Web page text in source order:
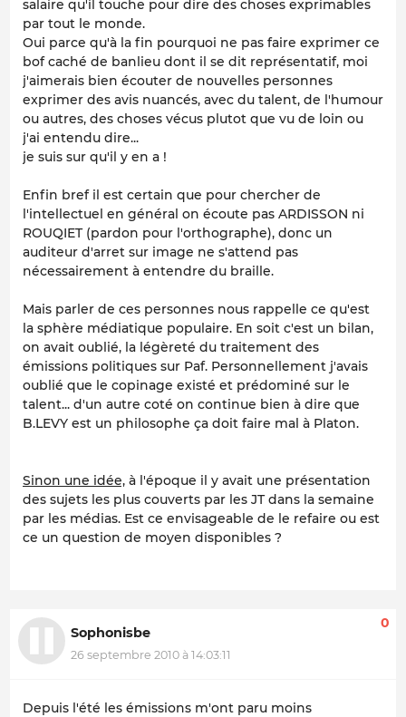
salaire qu'il touche pour dire des choses exprimables
par tout le monde.
Oui parce qu'à la fin pourquoi ne pas faire exprimer ce
bof caché de banlieu dont il se dit représentatif, moi
j'aimerais bien écouter de nouvelles personnes
exprimer des avis nuancés, avec du talent, de l'humour
ou autres, des choses vécus plutot que vu de loin ou
j'ai entendu dire...
je suis sur qu'il y en a !
Enfin bref il est certain que pour chercher de
l'intellectuel en général on écoute pas ARDISSON ni
ROUQIET (pardon pour l'orthographe), donc un
auditeur d'arret sur image ne s'attend pas
nécessairement à entendre du braille.
Mais parler de ces personnes nous rappelle ce qu'est
la sphère médiatique populaire. En soit c'est un bilan,
on avait oublié, la légèreté du traitement des
émissions politiques sur Paf. Personnellement j'avais
oublié que le copinage existé et prédominé sur le
talent... d'un autre coté on continue bien à dire que
B.LEVY est un philosophe ça doit faire mal à Platon.
Sinon une idée, à l'époque il y avait une présentation
des sujets les plus couverts par les JT dans la semaine
par les médias. Est ce envisageable de le refaire ou est
ce un question de moyen disponibles ?
Sophonisbe
26 septembre 2010 à 14:03:11
0
Depuis l'été les émissions m'ont paru moins